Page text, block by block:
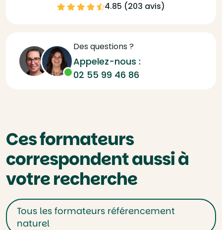
4.85 (203 avis)
Des questions ?
Appelez-nous :
02 55 99 46 86
Ces formateurs
correspondent aussi à
votre recherche
Tous les formateurs référencement
naturel